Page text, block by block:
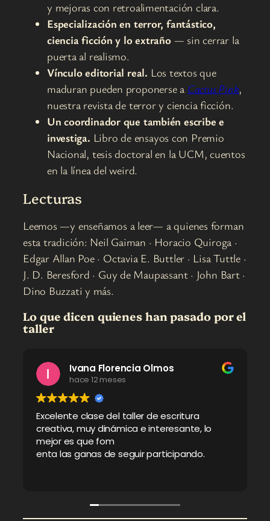
y mejoras con retroalimentación clara.
Especialización en terror, fantástico,
ciencia ficción y lo extraño— sin cerrar la
puerta al realismo.
Vínculo editorial real. Los textos que
maduran pueden proponerse a Cactus Pink,
nuestra revista de terror y ciencia ficción.
Un coordinador que también escribe e
investiga. Libro de ensayos con Premio
Nacional, tesis doctoral en la UCM, cuentos
en la línea del weird.
Lecturas
Leemos —y enseñamos a leer— a quienes forman
esta tradición: Neil Gaiman · Horacio Quiroga ·
Edgar Allan Poe · Octavia E. Buttler · Lisa Tuttle ·
J. D. Beresford · Guy de Maupassant · John Bart ·
Dino Buzzati y más.
Lo que dicen quienes han pasado por el
taller
escritura
lo
Lucia Blanco
Muy buen taller introductor, fue
dinámico, hubo participación
más importante, un espacio para